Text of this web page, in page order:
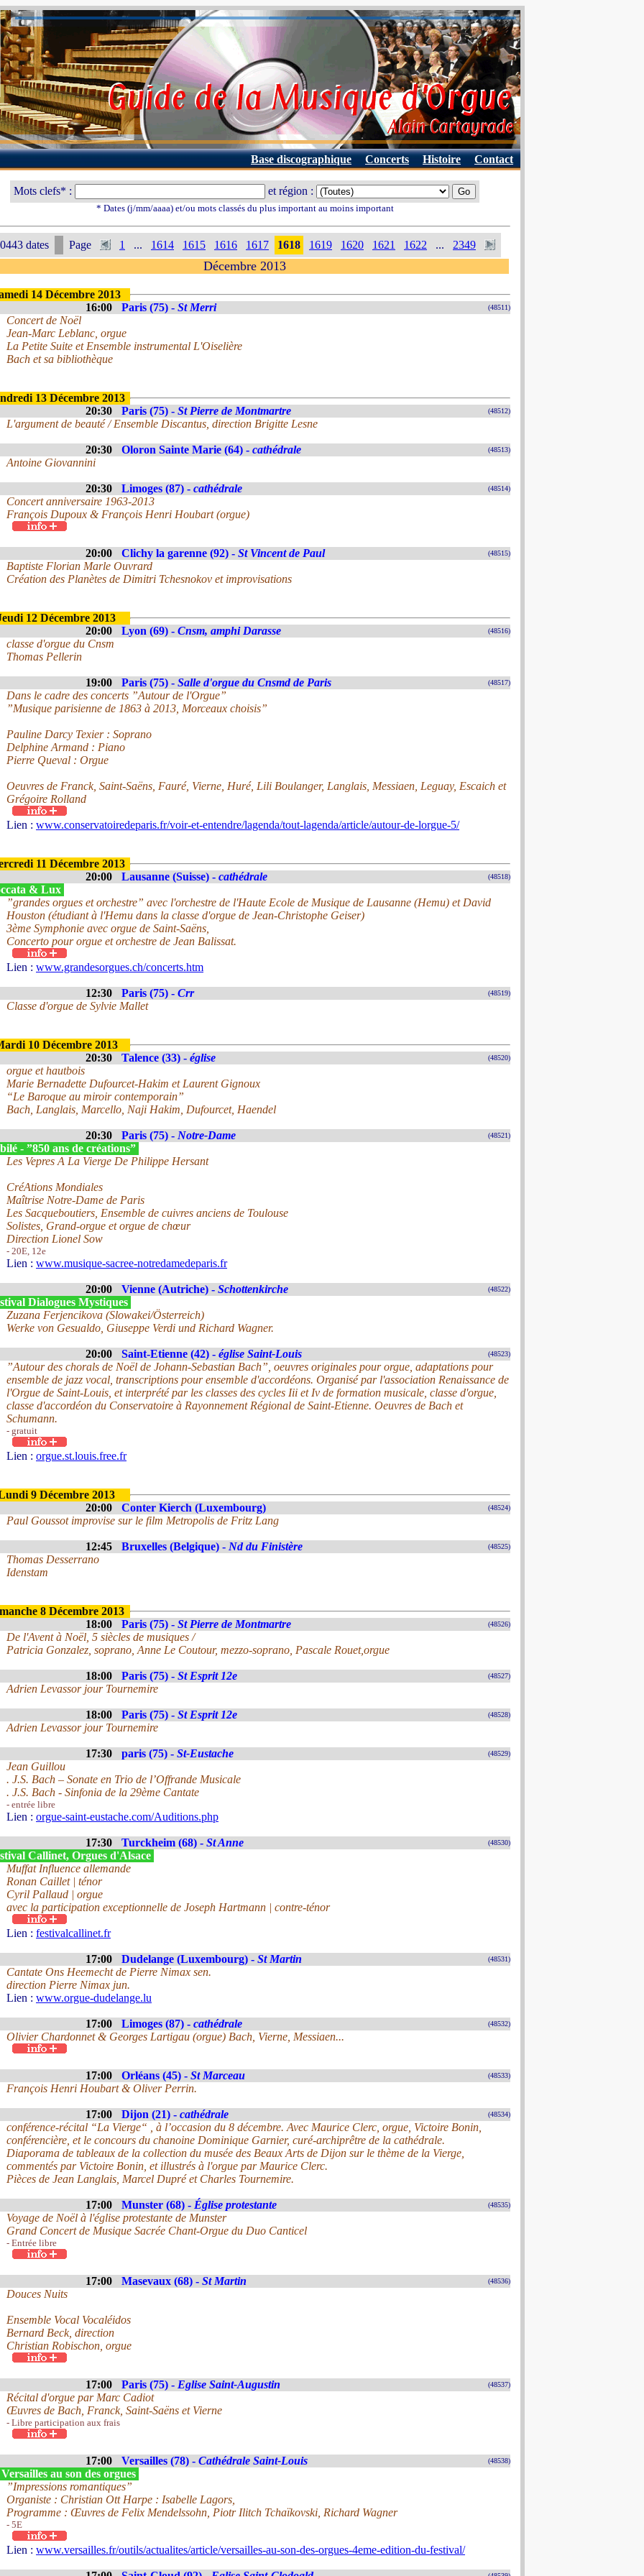
Base discographique Concerts Histoire Contact
Mots clefs* : et région :
* Dates (j/mm/aaaa) et/ou mots classés du plus important au moins important
dates Page 1 ... 1614 1615 1616 1617 1618 1619 1620 1621 1622 ... 2349
Décembre 2013
14 Décembre 2013
16:00
Paris (75) - St Merri (48511)
Concert de Noël
Jean-Marc Leblanc, orgue
La Petite Suite et Ensemble instrumental L'Oiselière
Bach et sa bibliothèque
13 Décembre 2013
20:30
Paris (75) - St Pierre de Montmartre (48512)
L'argument de beauté / Ensemble Discantus, direction Brigitte Lesne
20:30 Oloron Sainte Marie (64) - cathédrale (48513)
Antoine Giovannini
20:30 Limoges (87) - cathédrale (48514)
Concert anniversaire 1963-2013
François Dupoux & François Henri Houbart (orgue)
20:00 Clichy la garenne (92) - St Vincent de Paul (48515)
Baptiste Florian Marle Ouvrard
Création des Planètes de Dimitri Tchesnokov et improvisations
12 Décembre 2013
20:00
Lyon (69) - Cnsm, amphi Darasse (48516)
classe d'orgue du Cnsm
Thomas Pellerin
19:00 Paris (75) - Salle d'orgue du Cnsmd de Paris (48517)
Dans le cadre des concerts ”Autour de l'Orgue”
”Musique parisienne de 1863 à 2013, Morceaux choisis”
Pauline Darcy Texier : Soprano
Delphine Armand : Piano
Pierre Queval : Orgue
Oeuvres de Franck, Saint-Saëns, Fauré, Vierne, Huré, Lili Boulanger, Langlais, Messiaen, Leguay, Escaich et
Grégoire Rolland
Lien : www.conservatoiredeparis.fr/voir-et-entendre/lagenda/tout-lagenda/article/autour-de-lorgue-5/
11 Décembre 2013
20:00
Lausanne (Suisse) - cathédrale (48518)
& Lux
”grandes orgues et orchestre” avec l'orchestre de l'Haute Ecole de Musique de Lausanne (Hemu) et David
Houston (étudiant à l'Hemu dans la classe d'orgue de Jean-Christophe Geiser)
3ème Symphonie avec orgue de Saint-Saëns,
Concerto pour orgue et orchestre de Jean Balissat.
Lien : www.grandesorgues.ch/concerts.htm
12:30 Paris (75) - Crr (48519)
Classe d'orgue de Sylvie Mallet
10 Décembre 2013
20:30
Talence (33) - église (48520)
orgue et hautbois
Marie Bernadette Dufourcet-Hakim et Laurent Gignoux
“Le Baroque au miroir contemporain”
Bach, Langlais, Marcello, Naji Hakim, Dufourcet, Haendel
20:30 Paris (75) - Notre-Dame (48521)
- ”850 ans de créations”
Les Vepres A La Vierge De Philippe Hersant
CréAtions Mondiales
Maîtrise Notre-Dame de Paris
Les Sacqueboutiers, Ensemble de cuivres anciens de Toulouse
Solistes, Grand-orgue et orgue de chœur
Direction Lionel Sow
- 20E, 12e
Lien : www.musique-sacree-notredamedeparis.fr
20:00 Vienne (Autriche) - Schottenkirche (48522)
Dialogues Mystiques
Zuzana Ferjencikova (Slowakei/Österreich)
Werke von Gesualdo, Giuseppe Verdi und Richard Wagner.
20:00 Saint-Etienne (42) - église Saint-Louis (48523)
”Autour des chorals de Noël de Johann-Sebastian Bach”, oeuvres originales pour orgue, adaptations pour
ensemble de jazz vocal, transcriptions pour ensemble d'accordéons. Organisé par l'association Renaissance de
l'Orgue de Saint-Louis, et interprété par les classes des cycles Iii et Iv de formation musicale, classe d'orgue,
classe d'accordéon du Conservatoire à Rayonnement Régional de Saint-Etienne. Oeuvres de Bach et
Schumann.
- gratuit
Lien : orgue.st.louis.free.fr
9 Décembre 2013
20:00
Conter Kierch (Luxembourg) (48524)
Paul Goussot improvise sur le film Metropolis de Fritz Lang
12:45 Bruxelles (Belgique) - Nd du Finistère (48525)
Thomas Desserrano
Idenstam
8 Décembre 2013
18:00
Paris (75) - St Pierre de Montmartre (48526)
De l'Avent à Noël, 5 siècles de musiques /
Patricia Gonzalez, soprano, Anne Le Coutour, mezzo-soprano, Pascale Rouet,orgue
18:00 Paris (75) - St Esprit 12e (48527)
Adrien Levassor jour Tournemire
18:00 Paris (75) - St Esprit 12e (48528)
Adrien Levassor jour Tournemire
17:30 paris (75) - St-Eustache (48529)
Jean Guillou
. J.S. Bach – Sonate en Trio de l’Offrande Musicale
. J.S. Bach - Sinfonia de la 29ème Cantate
- entrée libre
Lien : orgue-saint-eustache.com/Auditions.php
17:30 Turckheim (68) - St Anne (48530)
Callinet, Orgues d'Alsace
Muffat Influence allemande
Ronan Caillet | ténor
Cyril Pallaud | orgue
avec la participation exceptionnelle de Joseph Hartmann | contre-ténor
Lien : festivalcallinet.fr
17:00 Dudelange (Luxembourg) - St Martin (48531)
Cantate Ons Heemecht de Pierre Nimax sen.
direction Pierre Nimax jun.
Lien : www.orgue-dudelange.lu
17:00 Limoges (87) - cathédrale (48532)
Olivier Chardonnet & Georges Lartigau (orgue) Bach, Vierne, Messiaen...
17:00 Orléans (45) - St Marceau (48533)
François Henri Houbart & Oliver Perrin.
17:00 Dijon (21) - cathédrale (48534)
conférence-récital “La Vierge“ , à l’occasion du 8 décembre. Avec Maurice Clerc, orgue, Victoire Bonin,
conférencière, et le concours du chanoine Dominique Garnier, curé-archiprêtre de la cathédrale.
Diaporama de tableaux de la collection du musée des Beaux Arts de Dijon sur le thème de la Vierge,
commentés par Victoire Bonin, et illustrés à l'orgue par Maurice Clerc.
Pièces de Jean Langlais, Marcel Dupré et Charles Tournemire.
17:00 Munster (68) - Église protestante (48535)
Voyage de Noël à l'église protestante de Munster
Grand Concert de Musique Sacrée Chant-Orgue du Duo Canticel
- Entrée libre
17:00 Masevaux (68) - St Martin (48536)
Douces Nuits
Ensemble Vocal Vocaléidos
Bernard Beck, direction
Christian Robischon, orgue
17:00 Paris (75) - Eglise Saint-Augustin (48537)
Récital d'orgue par Marc Cadiot
Œuvres de Bach, Franck, Saint-Saëns et Vierne
- Libre participation aux frais
17:00 Versailles (78) - Cathédrale Saint-Louis (48538)
au son des orgues
”Impressions romantiques”
Organiste : Christian Ott Harpe : Isabelle Lagors,
Programme : Œuvres de Felix Mendelssohn, Piotr Ilitch Tchaïkovski, Richard Wagner
- 5E
Lien : www.versailles.fr/outils/actualites/article/versailles-au-son-des-orgues-4eme-edition-du-festival/